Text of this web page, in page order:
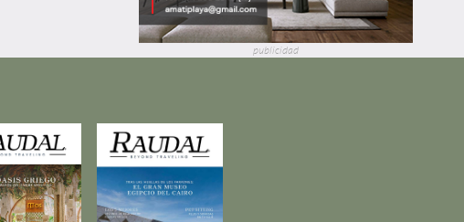
publicidad